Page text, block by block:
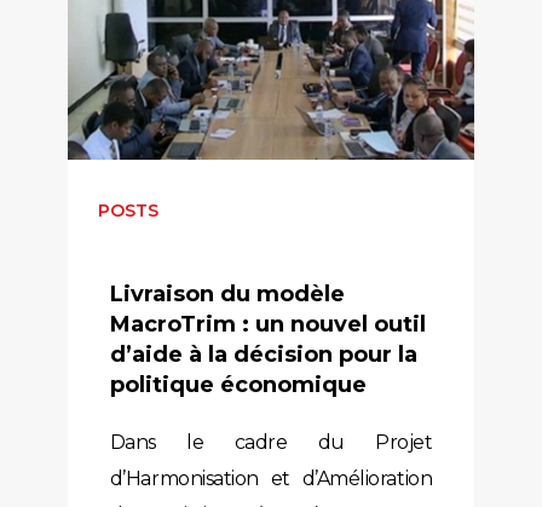
POSTS
Livraison du modèle
MacroTrim : un nouvel outil
d’aide à la décision pour la
politique économique
Dans le cadre du Projet
d’Harmonisation et d’Amélioration